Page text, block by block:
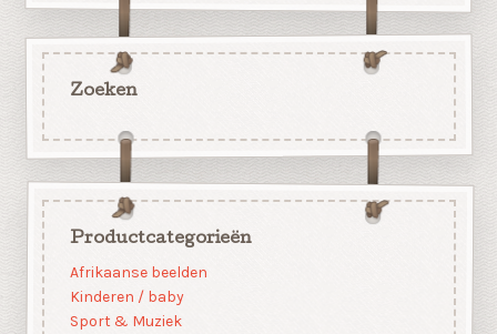
Zoeken
Productcategorieën
Afrikaanse beelden
Kinderen / baby
Sport & Muziek